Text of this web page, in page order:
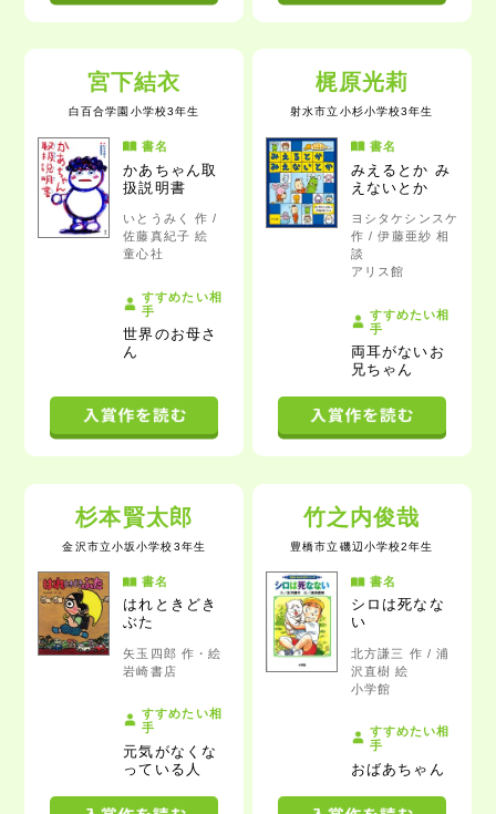
宮下結衣
白百合学園小学校3年生
書名
かあちゃん取
扱説明書
いとうみく 作 /
佐藤真紀子 絵
童心社
すすめたい相
手
世界のお母さ
ん
梶原光莉
射水市立小杉小学校3年生
書名
みえるとか み
えないとか
ヨシタケシンスケ
作 / 伊藤亜紗 相
談
アリス館
すすめたい相
手
両耳がないお
兄ちゃん
杉本賢太郎
金沢市立小坂小学校3年生
書名
はれときどき
ぶた
矢玉四郎 作・絵
岩崎書店
すすめたい相
手
元気がなくな
っている人
竹之内俊哉
豊橋市立磯辺小学校2年生
書名
シロは死なな
い
北方謙三 作 / 浦
沢直樹 絵
小学館
すすめたい相
手
おばあちゃん